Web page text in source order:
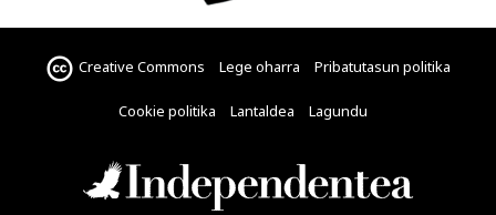
Creative Commons Lege oharra Pribatutasun politika
Cookie politika Lantaldea Lagundu